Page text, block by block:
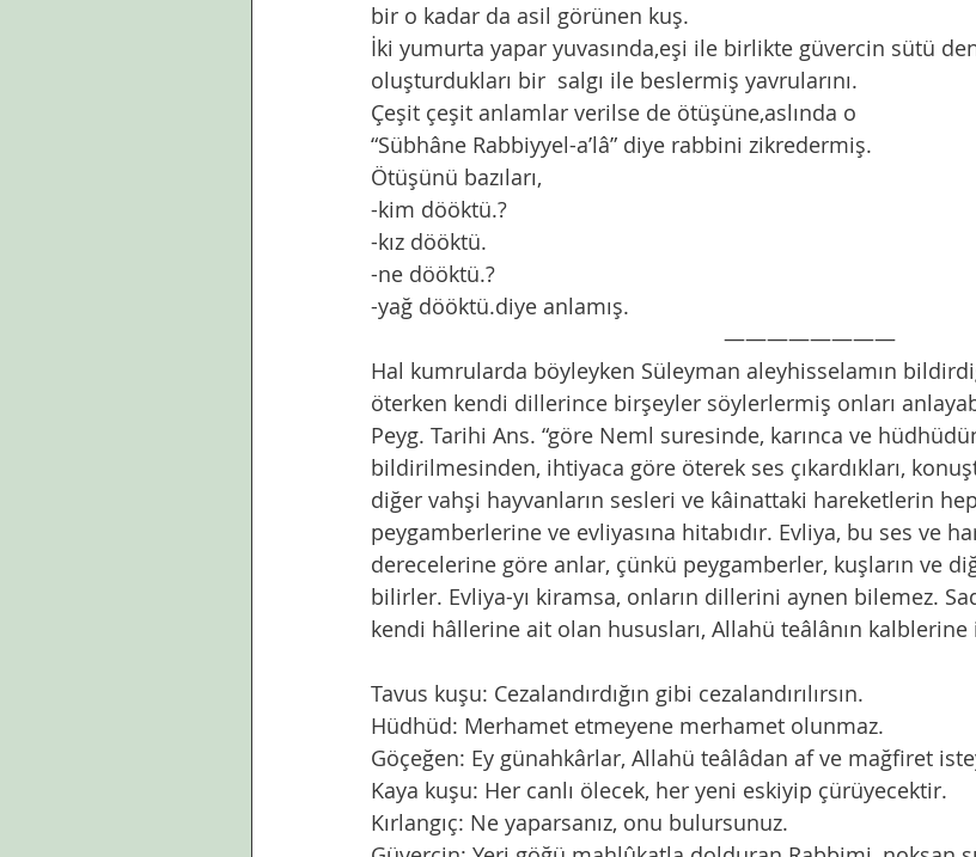
bir o kadar da asil görünen kuş.
İki yumurta yapar yuvasında,eşi ile birlikte güvercin sütü
oluşturdukları bir  salgı ile beslermiş yavrularını.
Çeşit çeşit anlamlar verilse de ötüşüne,aslında o
“Sübhâne Rabbiyyel-a’lâ” diye rabbini zikredermiş.
Ötüşünü bazıları,
-kim dööktü.?
-kız dööktü.
-ne dööktü.?
-yağ dööktü.diye anlamış.
                                                           ————————
Hal kumrularda böyleyken Süleyman aleyhisselamın
öterken kendi dillerince birşeyler söylerlermiş onları
Peyg. Tarihi Ans. “göre Neml suresinde, karınca ve
bildirilmesinden, ihtiyaca göre öterek ses çıkardıkları,
diğer vahşi hayvanların sesleri ve kâinattaki hareketlerin
peygamberlerine ve evliyasına hitabıdır. Evliya, bu ses ve
derecelerine göre anlar, çünkü peygamberler, kuşların ve
bilirler. Evliya-yı kiramsa, onların dillerini aynen bilemez.
kendi hâllerine ait olan hususları, Allahü teâlânın
Tavus kuşu: Cezalandırdığın gibi cezalandırılırsın.
Hüdhüd: Merhamet etmeyene merhamet olunmaz.
Göçeğen: Ey günahkârlar, Allahü teâlâdan af ve mağfiret
Kaya kuşu: Her canlı ölecek, her yeni eskiyip çürüyecektir.
Kırlangıç: Ne yaparsanız, onu bulursunuz.